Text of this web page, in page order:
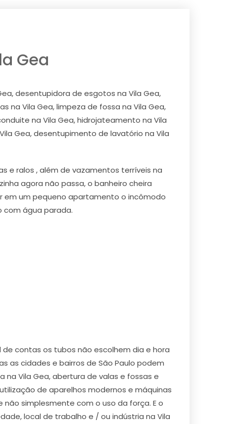
Gea
desentupidora de esgotos na Vila Gea,
na Vila Gea, limpeza de fossa na Vila Gea,
na Vila Gea, hidrojateamento na Vila
Gea, desentupimento de lavatório na Vila
e ralos , além de vazamentos terríveis na
agora não passa, o banheiro cheira
em um pequeno apartamento o incômodo
água parada.
contas os tubos não escolhem dia e hora
as cidades e bairros de São Paulo podem
Vila Gea, abertura de valas e fossas e
de aparelhos modernos e máquinas
simplesmente com o uso da força. E o
local de trabalho e / ou indústria na Vila